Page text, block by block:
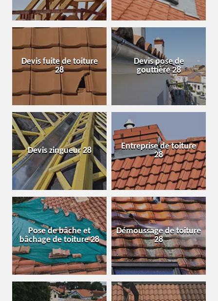
Devis fuite de toiture
28
Devis pose de
gouttière 28
Devis zingueur 28
Entreprise de toiture
28
Pose de bâche et
bâchage de toiture 28
Démoussage de toiture
28